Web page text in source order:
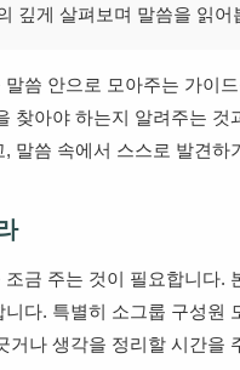
깊게 살펴보며 말씀을 읽어
씀 안으로 모아주는 가이
찾아야 하는지 알려주는
말씀 속에서 스스로 발견하
금 주는 것이 필요합니다.
다. 특별히 소그룹 구성원
나 생각을 정리할 시간을